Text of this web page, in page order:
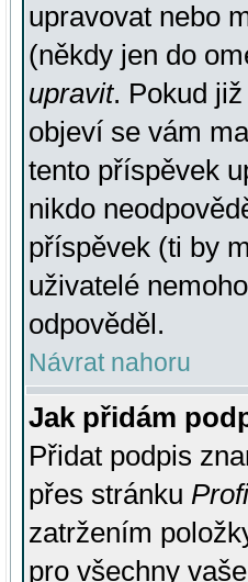
upravovat nebo
(někdy jen do
upravit. Pokud
objeví se vám
tento příspěvek
nikdo
příspěvek (ti by
uživatelé
odpověděl.
Návrat nahoru
Jak přidám
Přidat podpis
přes stránku
zatržením
pro všechny